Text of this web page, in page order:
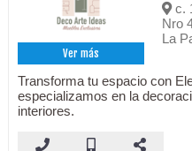
Ver más
c.
Nro
La
Transforma tu espacio con
especializamos en la
interiores.